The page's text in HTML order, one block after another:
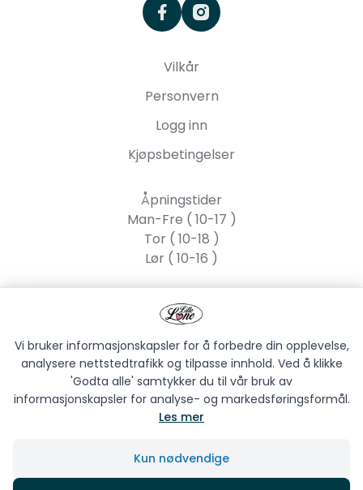
facebookinstagram
Vilkår
Personvern
Logg inn
Kjøpsbetingelser
Åpningstider
Man-Fre ( 10-17 )
Tor ( 10-18 )
Lør ( 10-16 )
Strandgata 55, 2317
Hamar
Vi bruker informasjonskapsler for å forbedre din opplevelse,
analysere nettstedtrafikk og tilpasse innhold. Ved å klikke
'Godta alle' samtykker du til vår bruk av
informasjonskapsler for analyse- og markedsføringsformål.
Les mer
Kun nødvendige